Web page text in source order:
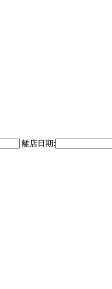
離店日期: